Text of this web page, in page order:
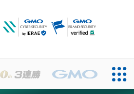
5」「31-5」
2 bars length = 「95-1」
property rights.
reverse engineering) that require